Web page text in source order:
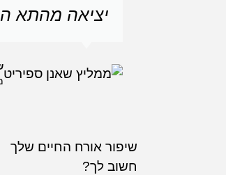
יציאה מהתא
שיפור אורח החיים שלך
חשוב לך?